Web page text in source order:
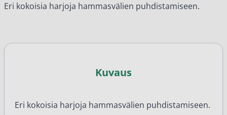
Eri kokoisia harjoja hammasvälien puhdistamiseen.
Kuvaus
Eri kokoisia harjoja hammasvälien puhdistamiseen.